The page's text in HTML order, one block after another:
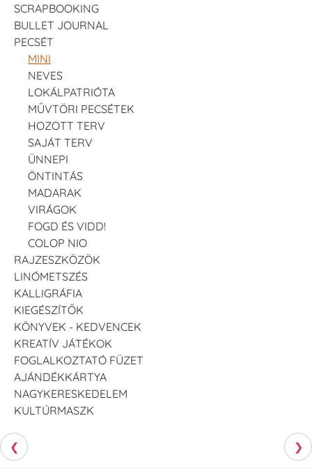
SCRAPBOOKING
BULLET JOURNAL
PECSÉT
MINI
NEVES
LOKÁLPATRIÓTA
MŰVTÖRI PECSÉTEK
HOZOTT TERV
SAJÁT TERV
ÜNNEPI
ÖNTINTÁS
MADARAK
VIRÁGOK
FOGD ÉS VIDD!
COLOP NIO
RAJZESZKÖZÖK
LINÓMETSZÉS
KALLIGRÁFIA
KIEGÉSZÍTŐK
KÖNYVEK - KEDVENCEK
KREATÍV JÁTÉKOK
FOGLALKOZTATÓ FÜZET
AJÁNDÉKKÁRTYA
NAGYKERESKEDELEM
KULTÚRMASZK
❮ ❯